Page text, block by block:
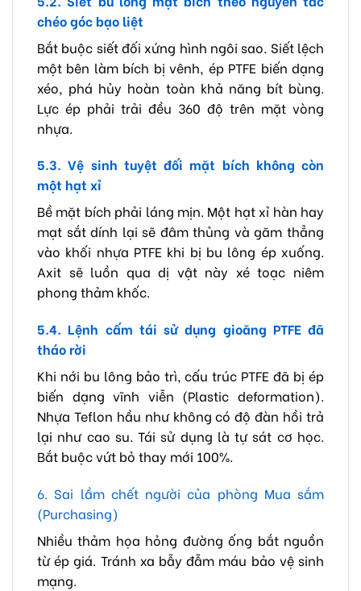
chéo góc bạo liệt
Bắt buộc siết đối xứng hình ngôi sao. Siết lệch
một bên làm bích bị vênh, ép PTFE biến dạng
xéo, phá hủy hoàn toàn khả năng bít bùng.
Lực ép phải trải đều 360 độ trên mặt vòng
nhựa.
5.3. Vệ sinh tuyệt đối mặt bích không còn
một hạt xỉ
Bề mặt bích phải láng mịn. Một hạt xỉ hàn hay
mạt sắt dính lại sẽ đâm thủng và găm thẳng
vào khối nhựa PTFE khi bị bu lông ép xuống.
Axit sẽ luồn qua dị vật này xé toạc niêm
phong thảm khốc.
5.4. Lệnh cấm tái sử dụng gioăng PTFE đã
tháo rời
Khi nới bu lông bảo trì, cấu trúc PTFE đã bị ép
biến dạng vĩnh viễn (Plastic deformation).
Nhựa Teflon hầu như không có độ đàn hồi trả
lại như cao su. Tái sử dụng là tự sát cơ học.
Bắt buộc vứt bỏ thay mới 100%.
6. Sai lầm chết người của phòng Mua sắm
(Purchasing)
Nhiều thảm họa hỏng đường ống bắt nguồn
từ ép giá. Tránh xa bẫy đẫm máu bảo vệ sinh
mạng.